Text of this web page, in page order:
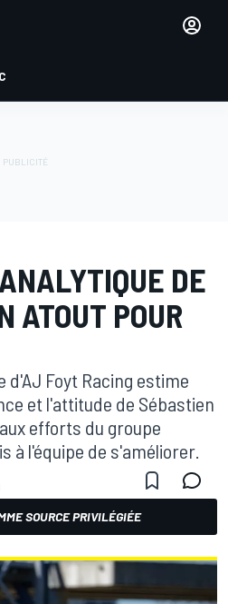
DE
ATOUT POUR
Foyt Racing estime
et l'attitude de Sébastien
efforts du groupe
à l'équipe de s'améliorer.
SOURCE PRIVILÉGIÉE